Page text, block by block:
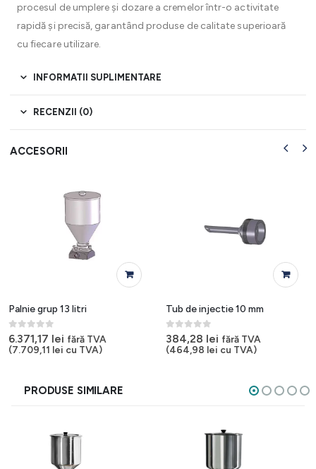
procesul de umplere și dozare a cremelor într-o activitate
rapidă și precisă, garantând produse de calitate superioară
cu fiecare utilizare.
INFORMATII SUPLIMENTARE
RECENZII (0)
ACCESORII
Palnie grup 13 litri
0out of 5
6.371,17 lei fără TVA
(7.709,11 lei cu TVA)
Tub de injectie 10 mm
0out of 5
384,28 lei fără TVA
(464,98 lei cu TVA)
PRODUSE SIMILARE